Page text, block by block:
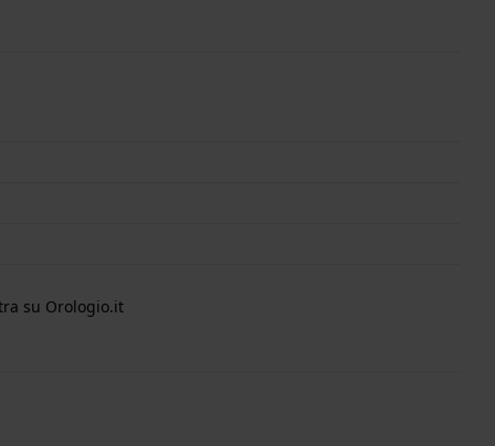
su Orologio.it